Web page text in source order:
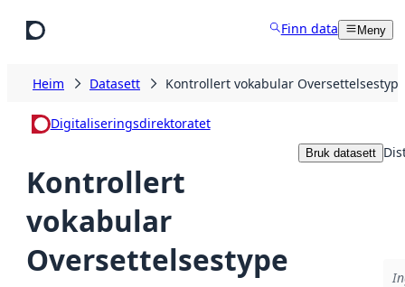
Finn data Meny
Heim Datasett Kontrollert vokabular Oversettelsestype
Digitaliseringsdirektoratet
Kontrollert
vokabular
Oversettelsestype
Bruk datasett